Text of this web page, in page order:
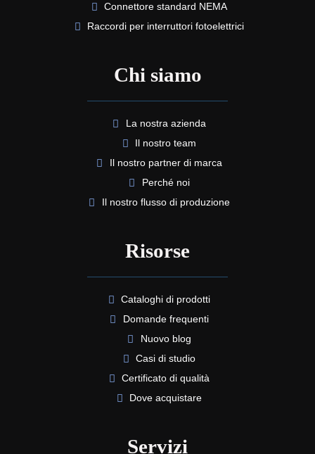
Connettore standard NEMA
Raccordi per interruttori fotoelettrici
Chi siamo
La nostra azienda
Il nostro team
Il nostro partner di marca
Perché noi
Il nostro flusso di produzione
Risorse
Cataloghi di prodotti
Domande frequenti
Nuovo blog
Casi di studio
Certificato di qualità
Dove acquistare
Servizi